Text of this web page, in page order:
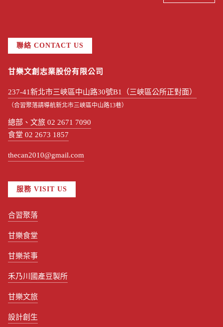
聯絡 CONTACT US
甘樂文創志業股份有限公司
237-41新北市三峽區中山路30號B1（三峽區公所正對面）
（合習聚落請導航新北市三峽區中山路13巷）
總部、文旅 02 2671 7090
食堂 02 2673 1857
thecan2010@gmail.com
服務 VISIT US
合習聚落
甘樂食堂
甘樂茶事
禾乃川國產豆製所
甘樂文旅
設計創生